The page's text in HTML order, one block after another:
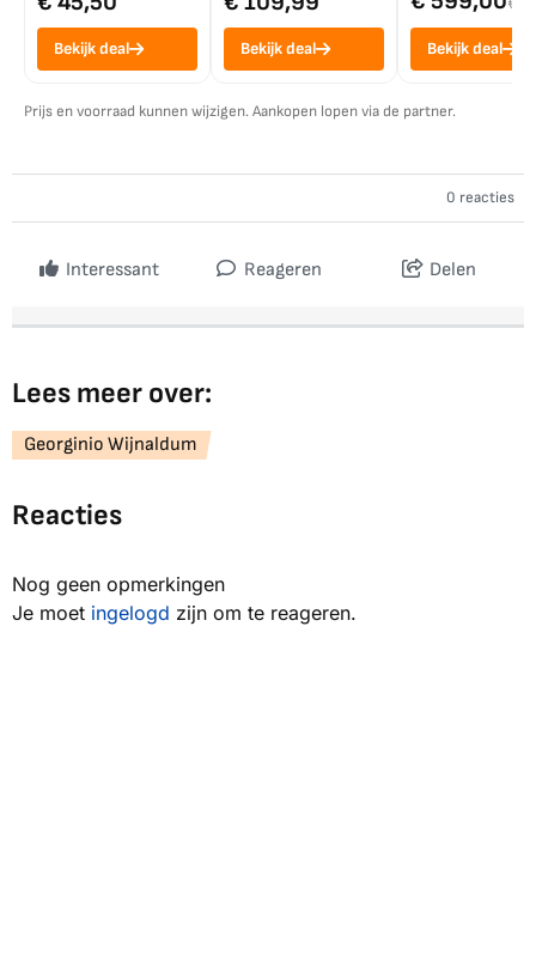
Bekijk deal Bekijk deal Bekijk deal
Prijs en voorraad kunnen wijzigen. Aankopen lopen via de partner.
0 reacties
Interessant Reageren Delen
Lees meer over:
Georginio Wijnaldum
Reacties
Nog geen opmerkingen
Je moet ingelogd zijn om te reageren.